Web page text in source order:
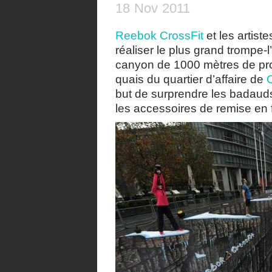
18 Nov 2011
Reebok CrossFit et les
réaliser le plus grand trompe-
canyon de 1000 mètres de
quais du quartier d’affaire de
but de surprendre les
les accessoires de remise